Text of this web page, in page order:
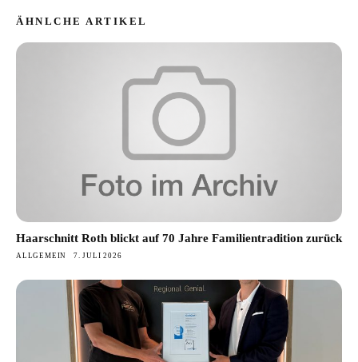
ÄHNLCHE ARTIKEL
Haarschnitt Roth blickt auf 70 Jahre Familientradition zurück
ALLGEMEIN 7. JULI 2026